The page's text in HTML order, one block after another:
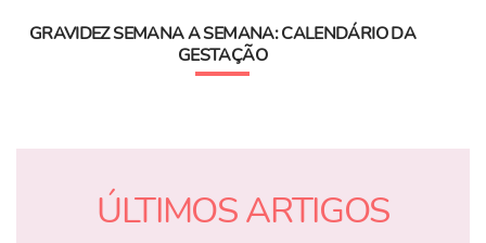
GRAVIDEZ SEMANA A SEMANA: CALENDÁRIO DA
GESTAÇÃO
ÚLTIMOS ARTIGOS